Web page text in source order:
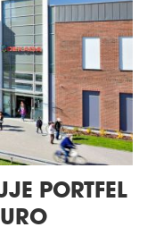
PORTFEL